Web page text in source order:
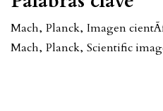
Mach, Planck, Imagen
Mach, Planck, Scientific